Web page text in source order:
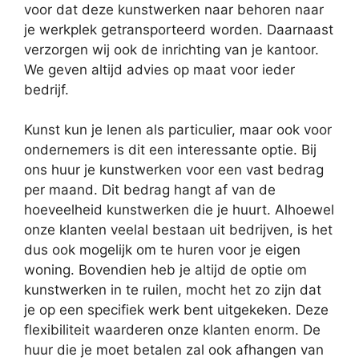
voor dat deze kunstwerken naar behoren naar
je werkplek getransporteerd worden. Daarnaast
verzorgen wij ook de inrichting van je kantoor.
We geven altijd advies op maat voor ieder
bedrijf.
Kunst kun je lenen als particulier, maar ook voor
ondernemers is dit een interessante optie. Bij
ons huur je kunstwerken voor een vast bedrag
per maand. Dit bedrag hangt af van de
hoeveelheid kunstwerken die je huurt. Alhoewel
onze klanten veelal bestaan uit bedrijven, is het
dus ook mogelijk om te huren voor je eigen
woning. Bovendien heb je altijd de optie om
kunstwerken in te ruilen, mocht het zo zijn dat
je op een specifiek werk bent uitgekeken. Deze
flexibiliteit waarderen onze klanten enorm. De
huur die je moet betalen zal ook afhangen van